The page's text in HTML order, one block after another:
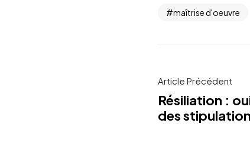
maîtrise d'oeuvre
Article Précédent
Résiliation :
des